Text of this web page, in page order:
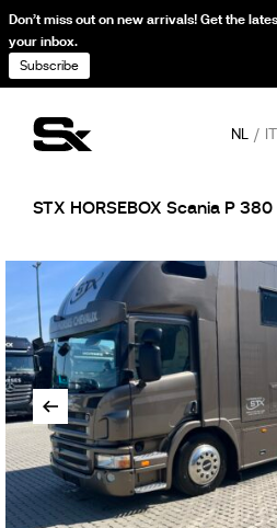
NL IT
STX HORSEBOX Scania P
Don’t miss out on new arrivals! Get the
your inbox.
Subscribe